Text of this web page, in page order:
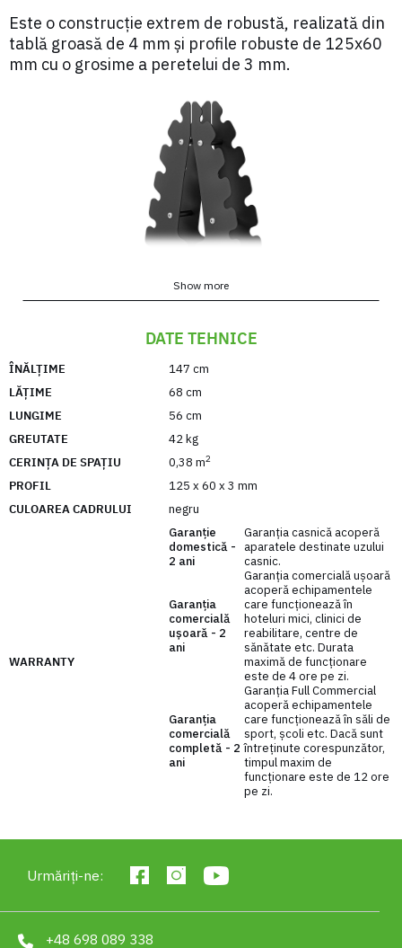
Este o construcție extrem de robustă, realizată din
tablă groasă de 4 mm și profile robuste de 125x60
mm cu o grosime a peretelui de 3 mm.
Baza stabilă a stativului
Show more
DATE TEHNICE
ÎNĂLȚIME
147 cm
LĂȚIME
68 cm
LUNGIME
56 cm
GREUTATE
42 kg
CERINȚA DE SPAȚIU
0,38 m2
PROFIL
125 x 60 x 3 mm
CULOAREA CADRULUI
negru
WARRANTY
Garanție
domestică -
2 ani
Garanția casnică acoperă
aparatele destinate uzului
casnic.
Garanția
comercială
ușoară - 2
ani
Garanția comercială ușoară
acoperă echipamentele
care funcționează în
hoteluri mici, clinici de
reabilitare, centre de
sănătate etc. Durata
maximă de funcționare
este de 4 ore pe zi.
Garanția
comercială
completă - 2
ani
Garanția Full Commercial
acoperă echipamentele
care funcționează în săli de
sport, școli etc. Dacă sunt
întreținute corespunzător,
timpul maxim de
funcționare este de 12 ore
pe zi.
Urmăriți-ne:
+48 698 089 338